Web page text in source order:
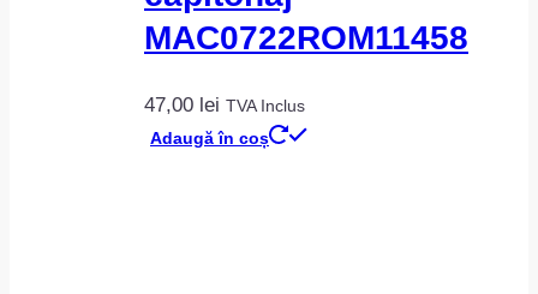
MAC0722ROM11458
47,00 lei TVA Inclus
Adaugă în coș